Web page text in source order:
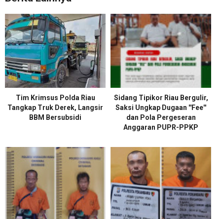
Tim Krimsus Polda Riau
Tangkap Truk Derek, Langsir
BBM Bersubsidi
Sidang Tipikor Riau Bergulir,
Saksi Ungkap Dugaan ''Fee''
dan Pola Pergeseran
Anggaran PUPR-PPKP